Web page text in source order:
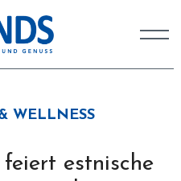
WELLNESS
estnische